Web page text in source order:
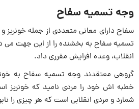
وجه تسمیه سفاح
سفاح دارای معانی متعددی از جمله
تسمیه سفاح به بخشنده را از این جهت می
انقلاب، وعده افزایش مقرری داد.
گروهی معتقدند وجه تسمیه سفاح به
خطبه اش خود را مردی نامید که خونریز
شمارد و مردی انقلابی است که هر چیزی را